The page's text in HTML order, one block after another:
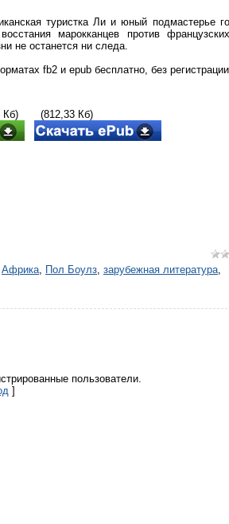
туристка Ли и юный подмастерье
марокканцев против
не останется ни следа.
fb2 и epub бесплатно, без регистрации.
Кб) (812,33 Кб)
Африка, Пол Боулз, зарубежная литература,
пользователи.
]